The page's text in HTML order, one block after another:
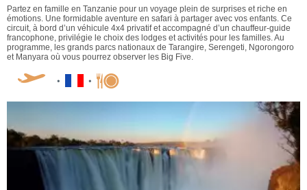
Partez en famille en Tanzanie pour un voyage plein de surprises et riche en
émotions. Une formidable aventure en safari à partager avec vos enfants. Ce
circuit, à bord d’un véhicule 4x4 privatif et accompagné d’un chauffeur-guide
francophone, privilégie le choix des lodges et activités pour les familles. Au
programme, les grands parcs nationaux de Tarangire, Serengeti, Ngorongoro
et Manyara où vous pourrez observer les Big Five.